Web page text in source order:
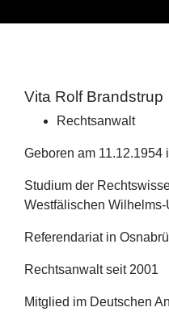
Vita Rolf Brandstrup
Rechtsanwalt
Geboren am 11.12.1954
Studium der
Westfälischen
Referendariat in
Rechtsanwalt seit 2001
Mitglied im Deutschen